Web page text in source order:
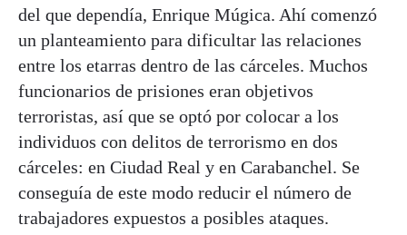
del que dependía, Enrique Múgica. Ahí comenzó
un planteamiento para dificultar las relaciones
entre los etarras dentro de las cárceles. Muchos
funcionarios de prisiones eran objetivos
terroristas, así que se optó por colocar a los
individuos con delitos de terrorismo en dos
cárceles: en Ciudad Real y en Carabanchel. Se
conseguía de este modo reducir el número de
trabajadores expuestos a posibles ataques.